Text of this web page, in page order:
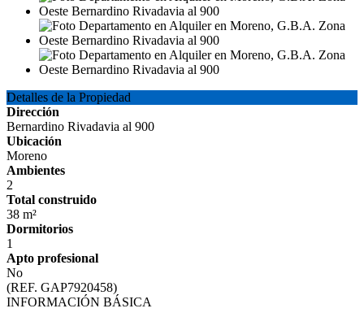
Detalles de la Propiedad
Dirección
Bernardino Rivadavia al 900
Ubicación
Moreno
Ambientes
2
Total construido
38 m²
Dormitorios
1
Apto profesional
No
(REF. GAP7920458)
INFORMACIÓN BÁSICA